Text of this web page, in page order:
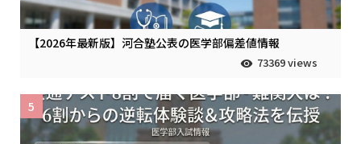
【2026年最新版】河合塾公表の医学部偏差値情報
73369 views
5